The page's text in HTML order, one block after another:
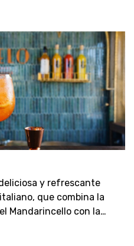
y cremosa
y refrescante
que combina la
Mandarincello con la
para